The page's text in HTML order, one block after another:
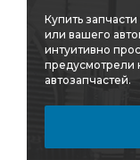
Купить
или вашего
интуитивно
предусмотрели
автозапчастей.